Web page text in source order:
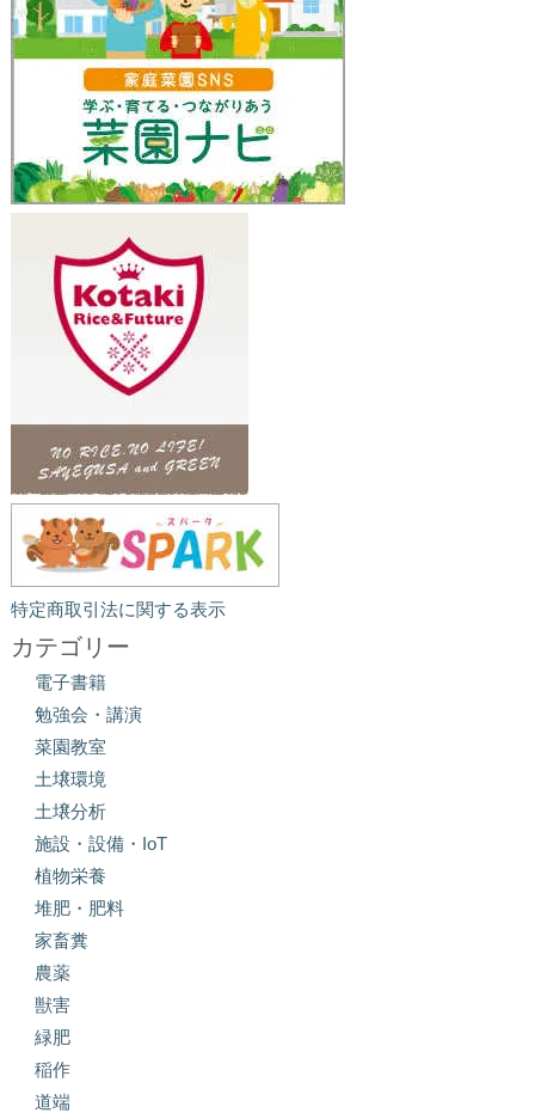
特定商取引法に関する表示
カテゴリー
電子書籍
勉強会・講演
菜園教室
土壌環境
土壌分析
施設・設備・IoT
植物栄養
堆肥・肥料
家畜糞
農薬
獣害
緑肥
稲作
道端